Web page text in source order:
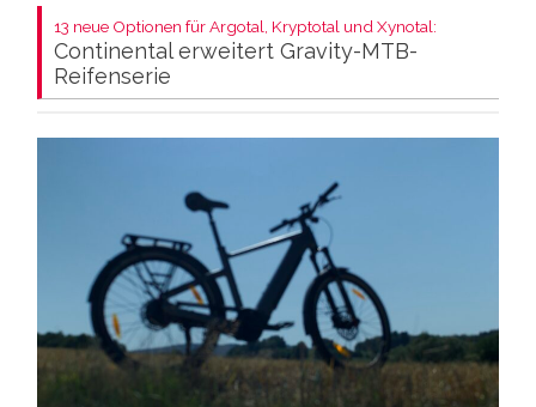
13 neue Optionen für Argotal, Kryptotal und Xynotal:
Continental erweitert Gravity-MTB-
Reifenserie